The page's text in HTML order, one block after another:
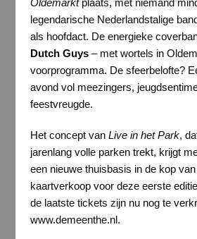
Oldemarktplaats, met niemand
legendarische Nederlandstalige
als hoofdact. De energieke
Dutch Guys– met wortels in
voorprogramma. De sfeerbelofte?
avond vol meezingers,
feestvreugde.
Het concept van Live in het Park,
jarenlang volle parken trekt, krijgt
een nieuwe thuisbasis in de kop
kaartverkoop voor deze eerste
de laatste tickets zijn nu nog te
www.demeenthe.nl.